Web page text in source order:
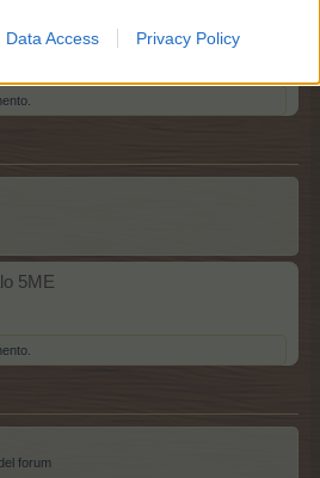
Data Access Privacy Policy
5ME
forum